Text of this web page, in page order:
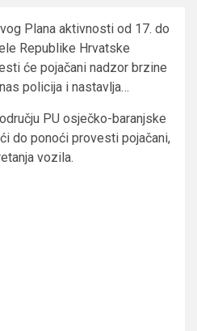
Plana aktivnosti od 17. do
Republike Hrvatske
će pojačani nadzor brzine
policija i nastavlja…
PU osječko-baranjske
do ponoći provesti pojačani,
vozila.